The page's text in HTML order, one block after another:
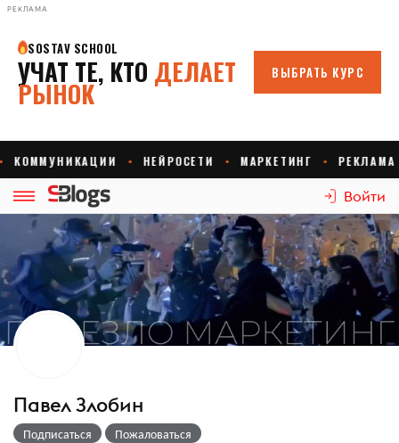
РЕКЛАМА
Войти
Павел Злобин
Подписаться Пожаловаться